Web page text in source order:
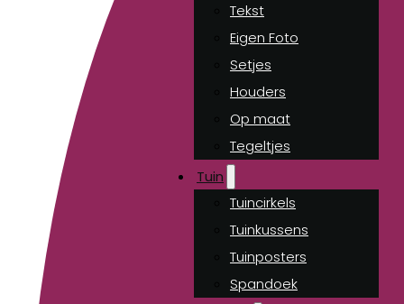
Tekst
Eigen Foto
Setjes
Houders
Op maat
Tegeltjes
Tuin
Tuincirkels
Tuinkussens
Tuinposters
Spandoek